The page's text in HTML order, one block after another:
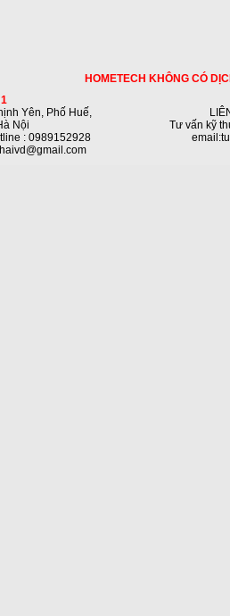
HOMETECH KHÔNG CÓ
Yên, Phố Huế,
Nội
: 0989152928
Tư vấn kỹ